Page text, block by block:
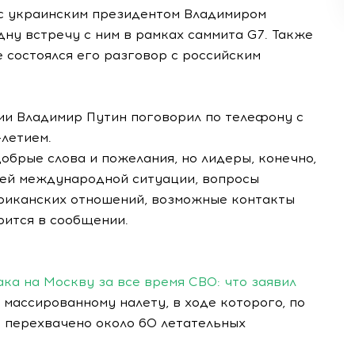
президентом Владимиром
встречу с ним в рамках саммита G7. Также
его разговор с российским
Владимир Путин поговорил по телефону с
слова и пожелания, но лидеры, конечно,
международной ситуации, вопросы
отношений, возможные контакты
в сообщении.
на Москву за все время СВО: что заявил
налету, в ходе которого, по
около 60 летательных